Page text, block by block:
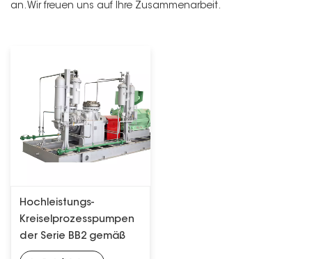
an. Wir freuen uns auf Ihre Zusammenarbeit.
Hochleistungs-
Kreiselprozesspumpen
der Serie BB2 gemäß
API 610